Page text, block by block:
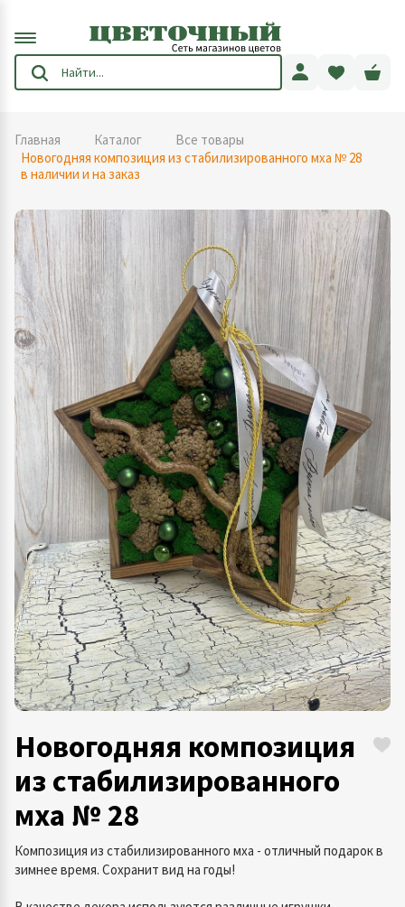
Главная Каталог
Все товары
Новогодняя композиция из стабилизированного мха № 28
в наличии и на заказ
Новогодняя композиция
из стабилизированного
мха № 28
Композиция из стабилизированного мха - отличный подарок в
зимнее время. Сохранит вид на годы!